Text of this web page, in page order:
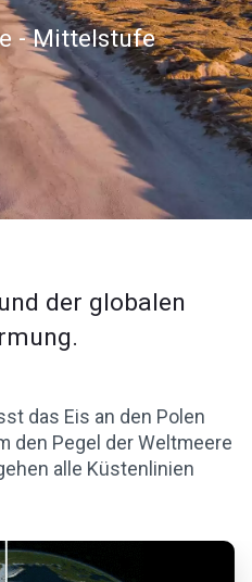
- Mittelstufe
der globalen
das Eis an den Polen
den Pegel der Weltmeere
alle Küstenlinien